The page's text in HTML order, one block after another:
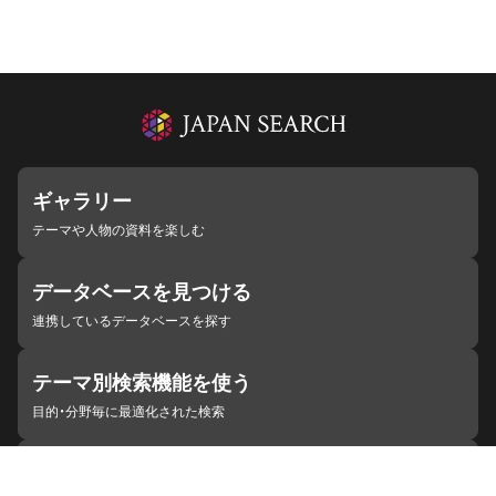
ギャラリー
テーマや人物の資料を楽しむ
データベースを見つける
連携しているデータベースを探す
テーマ別検索機能を使う
目的・分野毎に最適化された検索